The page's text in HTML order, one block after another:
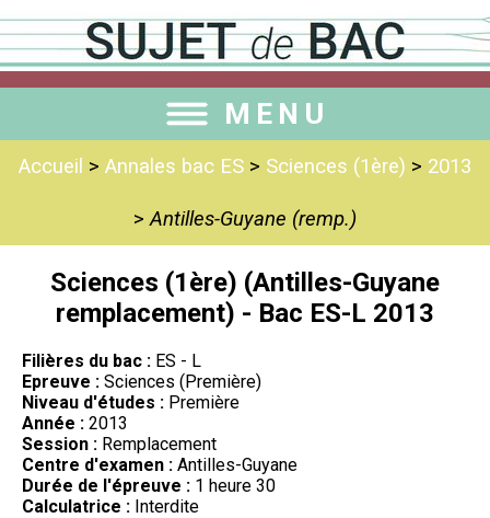
MENU
Accueil > Annales bac ES > Sciences (1ère) > 2013
>Antilles-Guyane (remp.)
Sciences (1ère) (Antilles-Guyane
remplacement) - Bac ES-L 2013
Filières du bac : ES - L
Epreuve : Sciences (Première)
Niveau d'études : Première
Année : 2013
Session : Remplacement
Centre d'examen : Antilles-Guyane
Durée de l'épreuve : 1 heure 30
Calculatrice : Interdite